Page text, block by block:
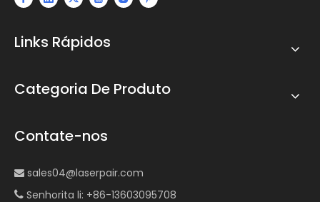
Links Rápidos
Categoria De Produto
Contate-nos
 sales04@laserpair.com
 Senhorita li: +86-13603095708